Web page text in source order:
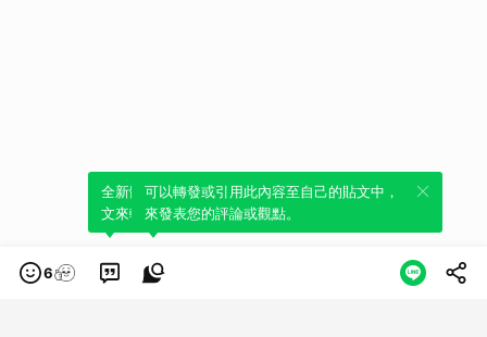
6
全新體驗！一鍵引用此內容，透過發布貼
文來輕鬆表達個人立場。
可以轉發或引用此內容至自己的貼文中，
來發表您的評論或觀點。